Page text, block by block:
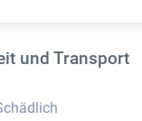
und Transport